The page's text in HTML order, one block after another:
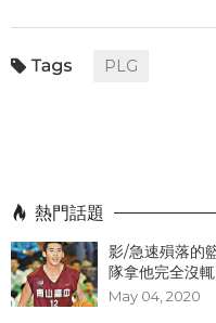
PLG
熱門話題
影/急速殞落的
隊拿他完全沒
May 04, 2020